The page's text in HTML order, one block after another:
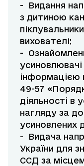
- Видання
з дитиною
вихователі;
-
інформацією
49-57
діяльності в
нагляду за
усиновлених
- Видача
України для
ССД за